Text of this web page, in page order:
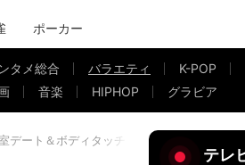
ポーカー
タメ総合 バラエティ K-POP
音楽 HIPHOP グラビア
ート＆ボディタッチに照れまくり
テレ